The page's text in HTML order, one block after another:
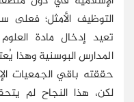
التوظيف الأمثل؛ فعلى
تعيد إدخال مادة
المدارس البوسنية وهذا
حققته باقي الجمعيات
لكن، هذا النجاح لم